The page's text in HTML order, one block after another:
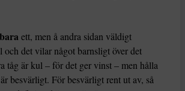
ett, men å andra sidan väldigt
och det vilar något barnsligt över det
tåg är kul – för det ger vinst – men hålla
besvärligt. För besvärligt rent ut av, så